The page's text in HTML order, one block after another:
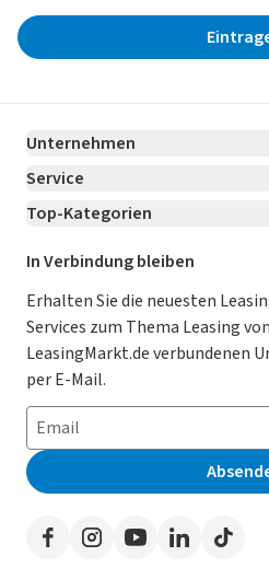
Unternehmen
Über LeasingMarkt.de
Karriere Jetzt bewerben!
Für Händler
Kooperation mit AutoScout24
AGB
Datenschutz
Impressum
Erklärung zur Barrierefreiheit
Presse
Service
Kontakt
Ratgeber
Magazin
Datenschutz-Einstellungen
So funktioniert’s
Häufig gestellte Fragen
Leasing-Lexikon
Auto-Tests
Werben auf LeasingMarkt.de
Top-Kategorien
Leasing Deals
Gebrauchtwagen Leasing
Leasing ohne Anzahlung
E-Auto Leasing
Privatleasing
Leasing-Vergleiche
Herstellerverzeichnis
Händlerverzeichnis
In Verbindung bleiben
Erhalten Sie die neuesten
Services zum Thema Leasing
LeasingMarkt.de verbundenen
per E-Mail.